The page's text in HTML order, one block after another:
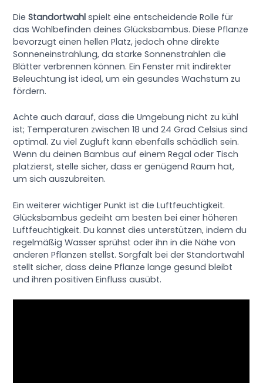
DieStandortwahl spielt eine entscheidende Rolle für
das Wohlbefinden deines Glücksbambus. Diese Pflanze
bevorzugt einen hellen Platz, jedoch ohne direkte
Sonneneinstrahlung, da starke Sonnenstrahlen die
Blätter verbrennen können. Ein Fenster mit indirekter
Beleuchtung ist ideal, um ein gesundes Wachstum zu
fördern.
Achte auch darauf, dass die Umgebung nicht zu kühl
ist; Temperaturen zwischen 18 und 24 Grad Celsius sind
optimal. Zu viel Zugluft kann ebenfalls schädlich sein.
Wenn du deinen Bambus auf einem Regal oder Tisch
platzierst, stelle sicher, dass er genügend Raum hat,
um sich auszubreiten.
Ein weiterer wichtiger Punkt ist die Luftfeuchtigkeit.
Glücksbambus gedeiht am besten bei einer höheren
Luftfeuchtigkeit. Du kannst dies unterstützen, indem du
regelmäßig Wasser sprühst oder ihn in die Nähe von
anderen Pflanzen stellst. Sorgfalt bei der Standortwahl
stellt sicher, dass deine Pflanze lange gesund bleibt
und ihren positiven Einfluss ausübt.